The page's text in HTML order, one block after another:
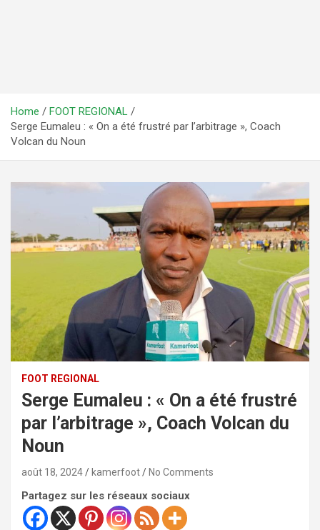
Home
FOOT REGIONAL
Serge Eumaleu : « On a été frustré par l’arbitrage », Coach
Volcan du Noun
FOOT REGIONAL
Serge Eumaleu : « On a été frustré
par l’arbitrage », Coach Volcan du
Noun
août 18, 2024 kamerfoot No Comments
Partagez sur les réseaux sociaux